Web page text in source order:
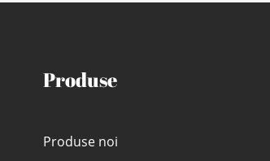
Produse
Produse noi